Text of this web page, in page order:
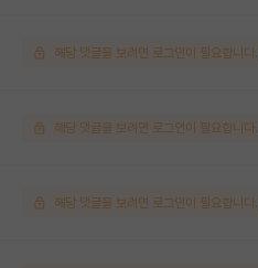
해당 댓글을 보려면 로그인이 필요합니다.
해당 댓글을 보려면 로그인이 필요합니다.
해당 댓글을 보려면 로그인이 필요합니다.